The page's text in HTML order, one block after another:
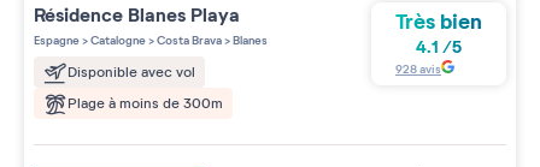
Résidence Blanes Playa
Espagne>Catalogne>Costa Brava>Blanes
Disponible avec vol
Plage à moins de 300m
Très bien
4.1 /5
928avis